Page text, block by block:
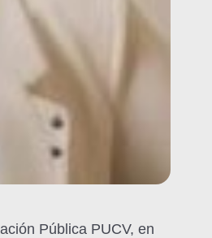
Pública PUCV, en